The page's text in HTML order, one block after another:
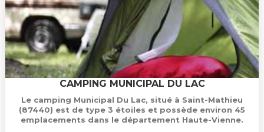
CAMPING MUNICIPAL DU LAC
Le camping Municipal Du Lac, situé à Saint-Mathieu
(87440) est de type 3 étoiles et possède environ 45
emplacements dans le département Haute-Vienne.